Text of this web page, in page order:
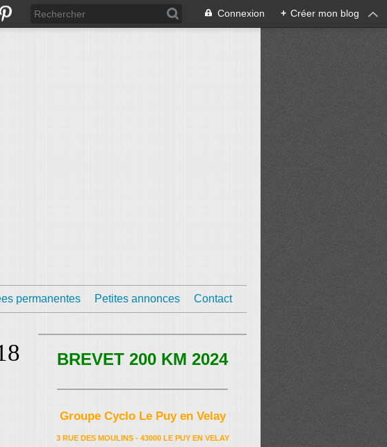
Connexion + Créer mon blog
permanentes Petites annonces Contact
BREVET 200 KM 2024
Groupe Cyclo Le Puy en Velay
3 RUE DES MOULINS - 43000 LE PUY EN VELAY